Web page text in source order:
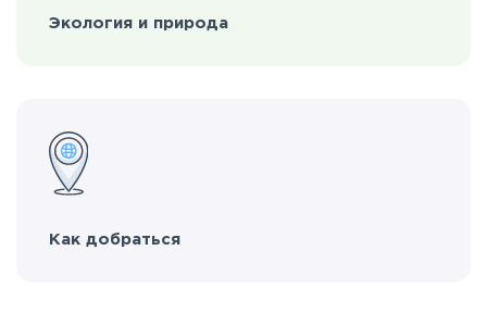
Экология и природа
Как добраться